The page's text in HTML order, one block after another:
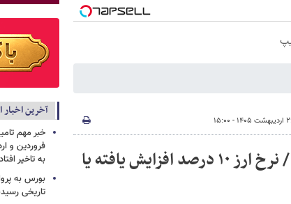
- ۱۵:۰۰
آقای همتی چگونه محاسبه کردید؟ / نرخ ارز ۱۰ درصد افزایش یافته یا
آخرین
خبر مهم
فروردین و
به تاخیر
بورس به
تاریخی